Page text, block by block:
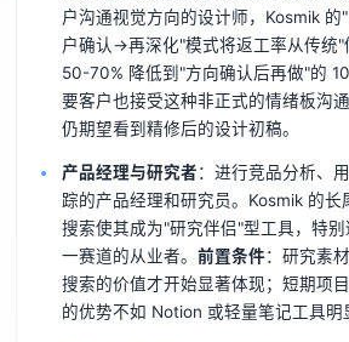
户沟通视觉方向的设计师，Kosmik
户确认→再深化"模式将返工率从传统"
50-70% 降低到"方向确认后再做"的
要客户也接受这种非正式的情绪板沟
仍期望看到精修后的设计初稿。
产品经理与研究者：进行竞品分析、
踪的产品经理和研究员。Kosmik 的长
搜索使其成为"研究伴侣"型工具，特
一赛道的从业者。 前置条件：研究素
搜索的价值才开始显著体现；短期项
的优势不如 Notion 或轻量笔记工具明